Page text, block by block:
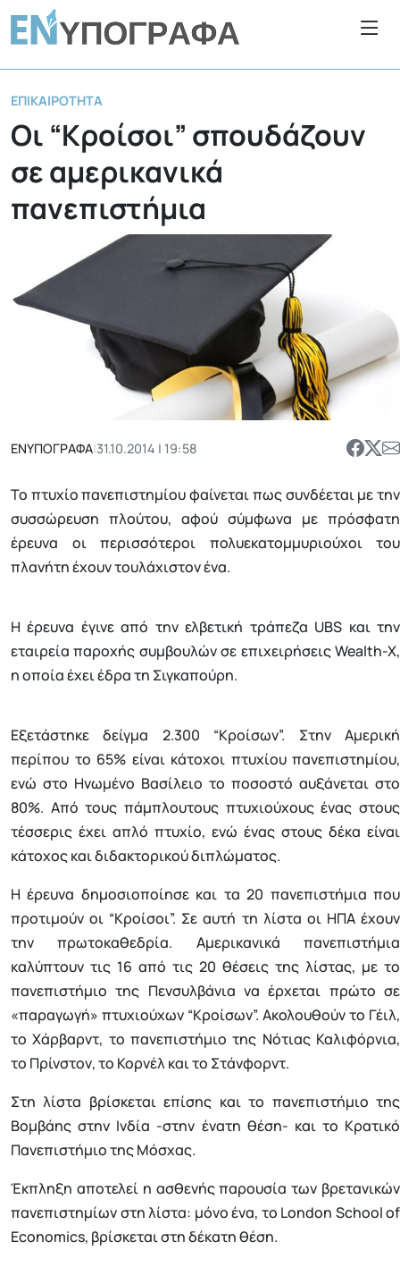
ΕΠΙΚΑΙΡΌΤΗΤΑ
Οι “Κροίσοι” σπουδάζουν
σε αμερικανικά
πανεπιστήμια
ΕΝΥΠΟΓΡΑΦΑ|31.10.2014 | 19:58
Το πτυχίο πανεπιστημίου φαίνεται πως συνδέεται με την
συσσώρευση πλούτου, αφού σύμφωνα με πρόσφατη
έρευνα οι περισσότεροι πολυεκατομμυριούχοι του
πλανήτη έχουν τουλάχιστον ένα.
Η έρευνα έγινε από την ελβετική τράπεζα UBS και την
εταιρεία παροχής συμβουλών σε επιχειρήσεις Wealth-X,
η οποία έχει έδρα τη Σιγκαπούρη.
Εξετάστηκε δείγμα 2.300 “Kροίσων”. Στην Αμερική
περίπου το 65% είναι κάτοχοι πτυχίου πανεπιστημίου,
ενώ στο Ηνωμένο Βασίλειο το ποσοστό αυξάνεται στο
80%. Από τους πάμπλουτους πτυχιούχους ένας στους
τέσσερις έχει απλό πτυχίο, ενώ ένας στους δέκα είναι
κάτοχος και διδακτορικού διπλώματος.
Η έρευνα δημοσιοποίησε και τα 20 πανεπιστήμια που
προτιμούν οι “Κροίσοι”. Σε αυτή τη λίστα οι ΗΠΑ έχουν
την πρωτοκαθεδρία. Αμερικανικά πανεπιστήμια
καλύπτουν τις 16 από τις 20 θέσεις της λίστας, με το
πανεπιστήμιο της Πενσυλβάνια να έρχεται πρώτο σε
«παραγωγή» πτυχιούχων “Κροίσων”. Ακολουθούν το Γέιλ,
το Χάρβαρντ, το πανεπιστήμιο της Νότιας Καλιφόρνια,
το Πρίνστον, το Κορνέλ και το Στάνφορντ.
Στη λίστα βρίσκεται επίσης και το πανεπιστήμιο της
Βομβάης στην Ινδία -στην ένατη θέση- και το Κρατικό
Πανεπιστήμιο της Μόσχας.
Έκπληξη αποτελεί η ασθενής παρουσία των βρετανικών
πανεπιστημίων στη λίστα: μόνο ένα, το London School of
Economics, βρίσκεται στη δέκατη θέση.